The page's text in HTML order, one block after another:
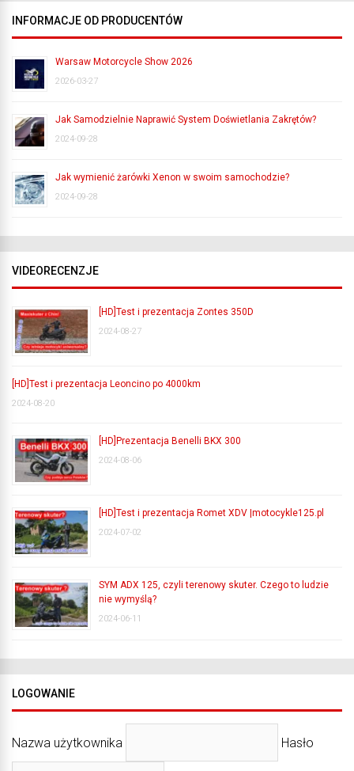
INFORMACJE OD PRODUCENTÓW
Warsaw Motorcycle Show 2026
2026-03-27
Jak Samodzielnie Naprawić System Doświetlania Zakrętów?
2024-09-28
Jak wymienić żarówki Xenon w swoim samochodzie?
2024-09-28
VIDEORECENZJE
[HD]Test i prezentacja Zontes 350D
2024-08-27
[HD]Test i prezentacja Leoncino po 4000km
2024-08-20
[HD]Prezentacja Benelli BKX 300
2024-08-06
[HD]Test i prezentacja Romet XDV |motocykle125.pl
2024-07-02
SYM ADX 125, czyli terenowy skuter. Czego to ludzie
nie wymyślą?
2024-06-11
LOGOWANIE
Nazwa użytkownika Hasło